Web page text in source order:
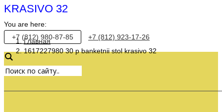
KRASIVO 32
You are here:
Главная
1617227980 30 p banketnii stol krasivo 32
+7 (812) 980-87-85 +7 (812) 923-17-26